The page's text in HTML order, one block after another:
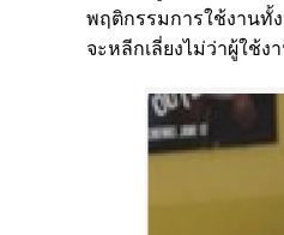
พฤติกรรมการใช้งานทั้
จะหลีกเลี่ยงไม่ว่าผู้ใช้ง